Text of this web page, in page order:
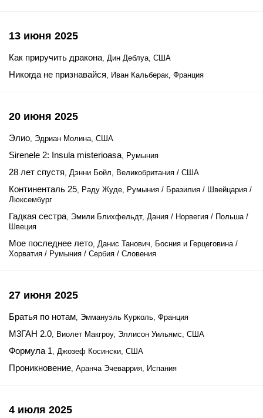
13 июня 2025
Как приручить дракона, Дин Деблуа, США
Никогда не признавайся, Иван Кальберак, Франция
20 июня 2025
Элио, Эдриан Молина, США
Sirenele 2: Insula misterioasa, Румыния
28 лет спустя, Дэнни Бойл, Великобритания / США
Континенталь 25, Раду Жуде, Румыния / Бразилия / Швейцария /
Люксембург
Гадкая сестра, Эмили Блихфельдт, Дания / Норвегия / Польша /
Швеция
Мое последнее лето, Данис Танович, Босния и Герцеговина /
Хорватия / Румыния / Сербия / Словения
27 июня 2025
Братья по нотам, Эммануэль Курколь, Франция
М3ГАН 2.0, Виолет Макгроу, Эллисон Уильямс, США
Формула 1, Джозеф Косински, США
Проникновение, Аранча Эчеваррия, Испания
4 июля 2025